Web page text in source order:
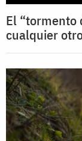
El “tormento
cualquier